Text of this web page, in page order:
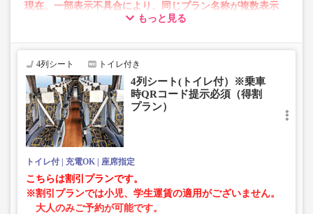
現在、一部表示不具合により、同じプラン名称が複数表示
される場合がございます。
います。
お手数をおかけいたしますが、エラー表示が出た場合は、
たします。
もっと見る
4列シート トイレ付き
4列シート(トイレ付）※乗車
時QRコード提示必須（得割
プラン）
トイレ付 充電OK 座席指定
こちらは割引プランです。
※割引プランでは小児、学生運賃の適用がございません。
大人のみご予約が可能です。